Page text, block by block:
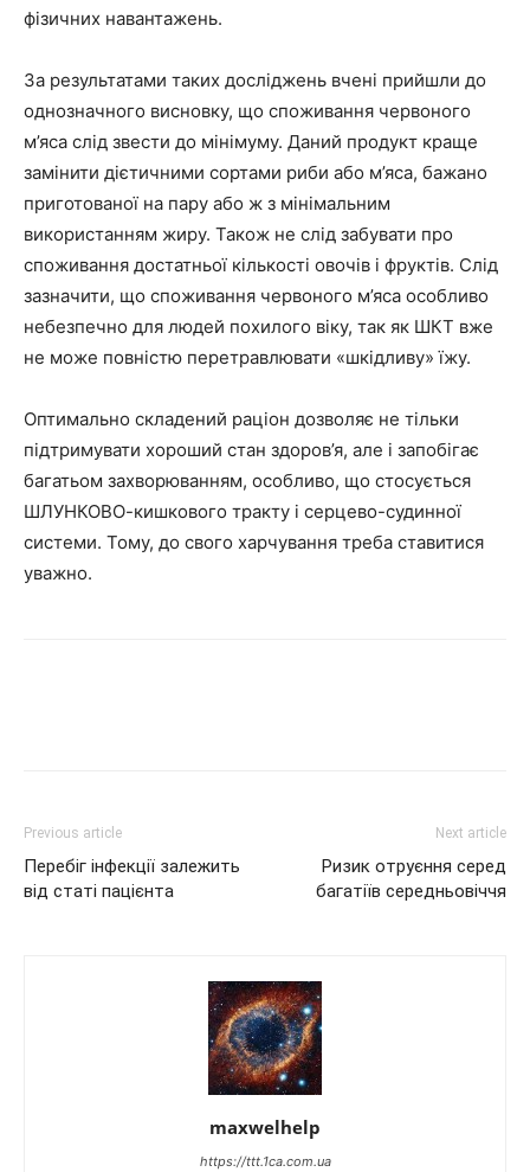
фізичних навантажень.
За результатами таких досліджень вчені прийшли до
однозначного висновку, що споживання червоного
м’яса слід звести до мінімуму. Даний продукт краще
замінити дієтичними сортами риби або м’яса, бажано
приготованої на пару або ж з мінімальним
використанням жиру. Також не слід забувати про
споживання достатньої кількості овочів і фруктів. Слід
зазначити, що споживання червоного м’яса особливо
небезпечно для людей похилого віку, так як ШКТ вже
не може повністю перетравлювати «шкідливу» їжу.
Оптимально складений раціон дозволяє не тільки
підтримувати хороший стан здоров’я, але і запобігає
багатьом захворюванням, особливо, що стосується
ШЛУНКОВО-кишкового тракту і серцево-судинної
системи. Тому, до свого харчування треба ставитися
уважно.
Previous article
Перебіг інфекції залежить
від статі пацієнта
Next article
Ризик отруєння серед
багатіїв середньовіччя
maxwelhelp
https://ttt.1ca.com.ua